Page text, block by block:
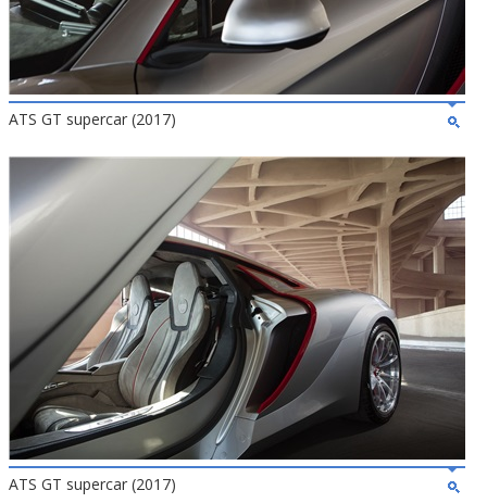
ATS GT supercar (2017)
ATS GT supercar (2017)